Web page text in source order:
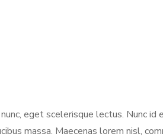
eget scelerisque lectus. Nunc
massa. Maecenas lorem nisl,